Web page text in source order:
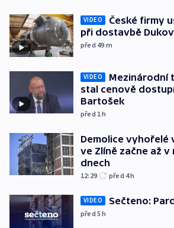
VIDEO
České firmy
při dostavbě
před 49 m
VIDEO
Mezinárodní
stal cenově
Bartošek
před 1h
Demolice
ve Zlíně začne až v
dnech
12:29 před 4h
VIDEO Sečteno:
před 5h